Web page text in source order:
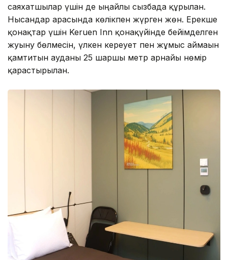
саяхатшылар үшін де ыңғайлы сызбада құрылған.
Нысандар арасында көлікпен жүрген жөн. Ерекше
қонақтар үшін Keruen Inn қонақүйінде бейімделген
жуыну бөлмесін, үлкен кереует пен жұмыс аймағын
қамтитын ауданы 25 шаршы метр арнайы нөмір
қарастырылған.